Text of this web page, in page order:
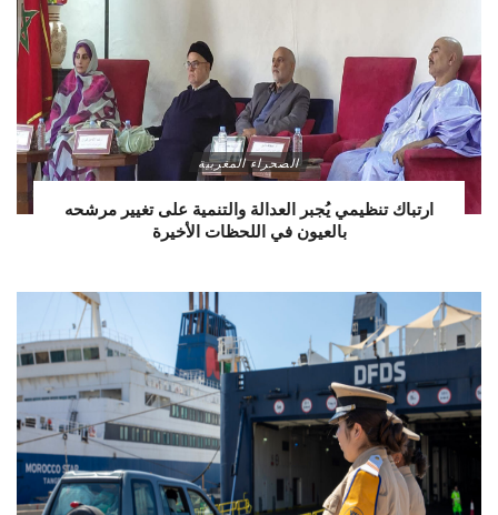
الصحراء المغربية
ارتباك تنظيمي يُجبر العدالة والتنمية على تغيير مرشحه
بالعيون في اللحظات الأخيرة